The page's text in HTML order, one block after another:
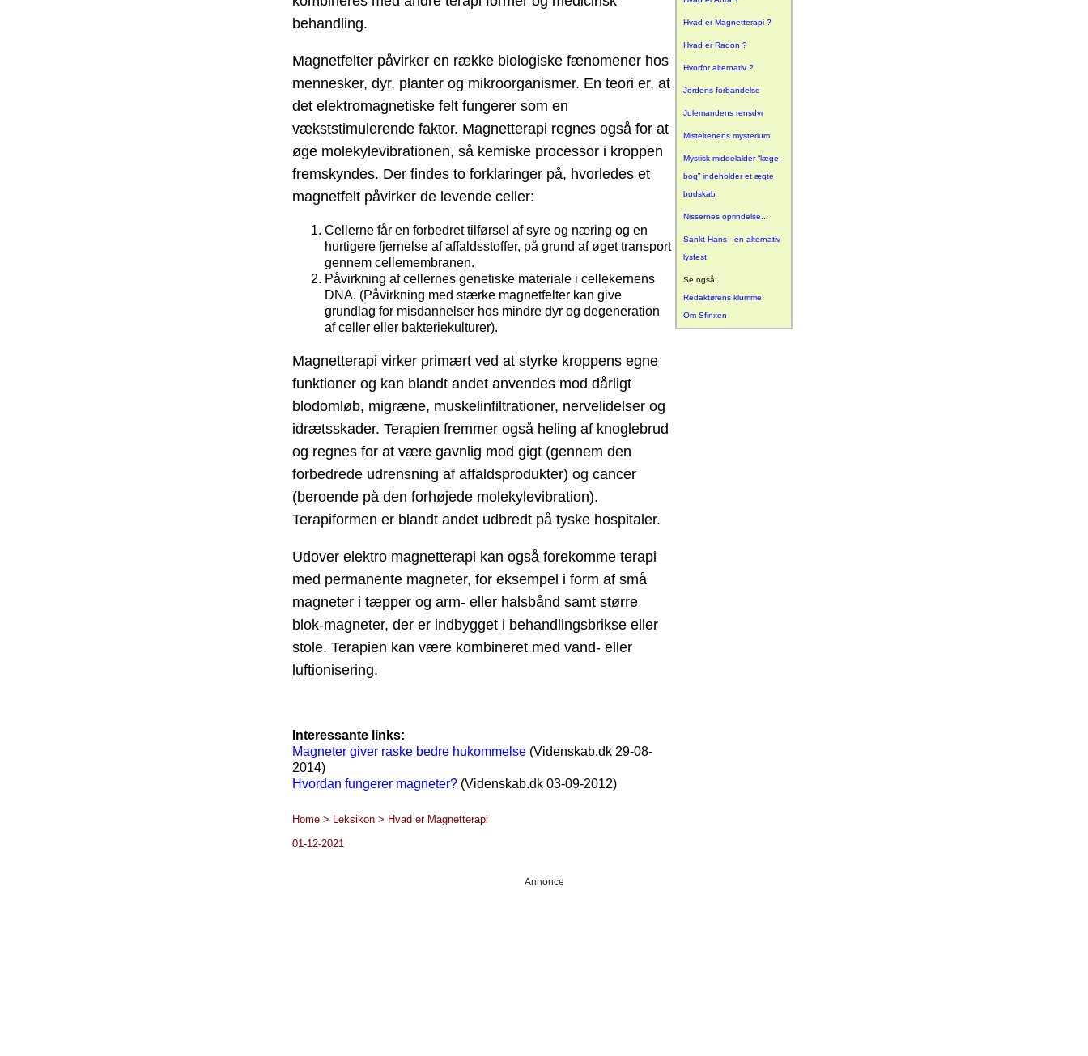
behandling.
Magnetfelter påvirker en række biologiske fænomener hos
mennesker, dyr, planter og mikroorganismer. En teori er, at
det elektromagnetiske felt fungerer som en
vækststimulerende faktor. Magnetterapi regnes også for at
øge molekylevibrationen, så kemiske processor i kroppen
fremskyndes. Der findes to forklaringer på, hvorledes et
magnetfelt påvirker de levende celler:
Cellerne får en forbedret tilførsel af syre og næring og en
hurtigere fjernelse af affaldsstoffer, på grund af øget transport
gennem cellemembranen.
Påvirkning af cellernes genetiske materiale i cellekernens
DNA. (Påvirkning med stærke magnetfelter kan give
grundlag for misdannelser hos mindre dyr og degeneration
af celler eller bakteriekulturer).
Magnetterapi virker primært ved at styrke kroppens egne
funktioner og kan blandt andet anvendes mod dårligt
blodomløb, migræne, muskelinfiltrationer, nervelidelser og
idrætsskader. Terapien fremmer også heling af knoglebrud
og regnes for at være gavnlig mod gigt (gennem den
forbedrede udrensning af affaldsprodukter) og cancer
(beroende på den forhøjede molekylevibration).
Terapiformen er blandt andet udbredt på tyske hospitaler.
Udover elektro magnetterapi kan også forekomme terapi
med permanente magneter, for eksempel i form af små
magneter i tæpper og arm- eller halsbånd samt større
blok-magneter, der er indbygget i behandlingsbrikse eller
stole. Terapien kan være kombineret med vand- eller
luftionisering.
Interessante links:
Magneter giver raske bedre hukommelse(Videnskab.dk 29-08-
2014)
Hvordan fungerer magneter?(Videnskab.dk 03-09-2012)
Home > Leksikon > Hvad er Magnetterapi
01-12-2021
Hvad er Magnetterapi ?
Hvad er Radon ?
Hvorfor alternativ ?
Jordens forbandelse
Julemandens rensdyr
Misteltenens mysterium
Mystisk middelalder “læge-
bog” indeholder et ægte
budskab
Nissernes oprindelse...
Sankt Hans - en alternativ
lysfest
Se også:
Redaktørens klumme
Om Sfinxen
Annonce